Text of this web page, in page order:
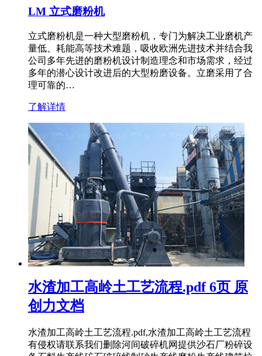
LM 立式磨粉机
立式磨粉机是一种大型磨粉机，专门为解决工业磨机产
量低、耗能高等技术难题，吸收欧洲先进技术并结合我
公司多年先进的磨粉机设计制造理念和市场需求，经过
多年的潜心设计改进后的大型粉磨设备。立磨采用了合
理可靠的…
了解详情
水渣加工高岭土工艺流程.pdf 6页 原
创力文档
水渣加工高岭土工艺流程.pdf,水渣加工高岭土工艺流程
有侵权请联系我们删除河间破碎机网提供沙石厂粉碎设